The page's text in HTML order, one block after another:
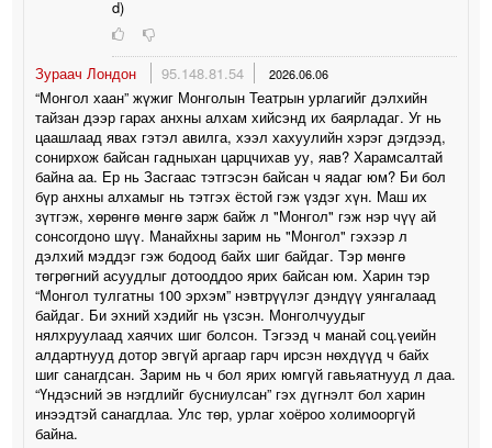
d)
Зураач Лондон 95.148.81.54 2026.06.06
“Монгол хаан” жүжиг Монголын Театрын урлагийг дэлхийн
тайзан дээр гарах анхны алхам хийсэнд их баярладаг. Уг нь
цаашлаад явах гэтэл авилга, хээл хахуулийн хэрэг дэгдээд,
сонирхож байсан гадныхан царцчихав уу, яав? Харамсалтай
байна аа. Ер нь Засгаас тэтгэсэн байсан ч яадаг юм? Би бол
бүр анхны алхамыг нь тэтгэх ёстой гэж үздэг хүн. Маш их
зүтгэж, хөрөнгө мөнгө зарж байж л "Монгол" гэж нэр чүү ай
сонсогдоно шүү. Манайхны зарим нь "Монгол" гэхээр л
дэлхий мэддэг гэж бодоод байх шиг байдаг. Тэр мөнгө
төгрөгний асуудлыг дотооддоо ярих байсан юм. Харин тэр
“Монгол тулгатны 100 эрхэм” нэвтрүүлэг дэндүү уянгалаад
байдаг. Би эхний хэдийг нь үзсэн. Монголчуудыг
нялхруулаад хаячих шиг болсон. Тэгээд ч манай соц.үеийн
алдартнууд дотор эвгүй аргаар гарч ирсэн нөхдүүд ч байх
шиг санагдсан. Зарим нь ч бол ярих юмгүй гавьяатнууд л даа.
“Үндэсний эв нэгдлийг бусниулсан” гэх дүгнэлт бол харин
инээдтэй санагдлаа. Улс төр, урлаг хоёроо холимооргүй
байна.